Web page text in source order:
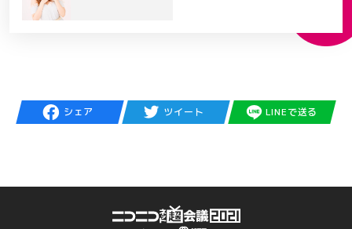
シェア ツイート LINEで送る